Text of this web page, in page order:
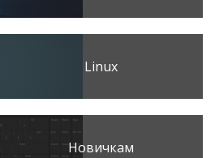
Linux
Новичкам